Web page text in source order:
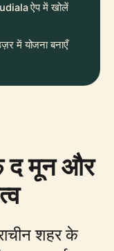
ऐप में खोलें
में योजना बनाएँ
द मून और
शहर के